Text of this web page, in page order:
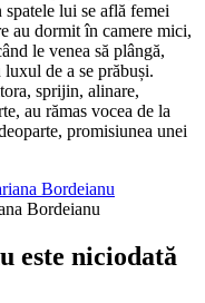
lui se află femei
au dormit în camere mici,
le venea să plângă,
de a se prăbuși.
sprijin, alinare,
au rămas vocea de la
promisiunea unei
Bordeianu
este niciodată